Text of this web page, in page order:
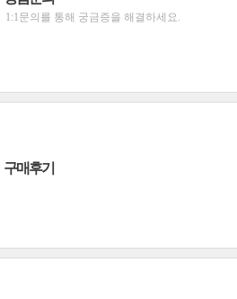
1:1문의를 통해 궁금증을 해결하세요.
구매후기